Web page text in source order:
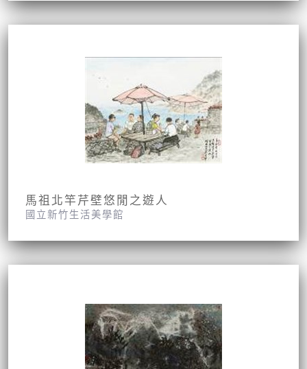
馬祖北竿芹壁悠閒之遊人
國立新竹生活美學館